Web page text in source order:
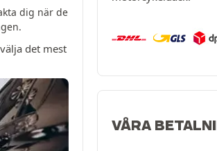
dig när de
det mest
VÅRA